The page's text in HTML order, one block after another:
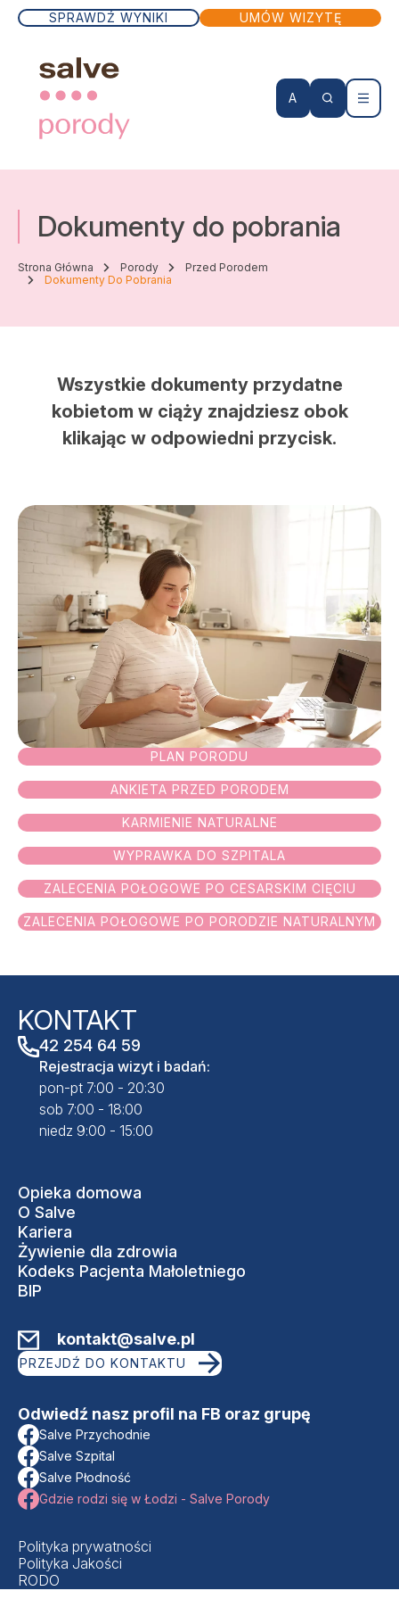
SPRAWDŹ WYNIKI UMÓW WIZYTĘ
A
Wizyty lekarskie
Badania
Przychodnie
Kontakt
SALVE ONKOLOGIA
OPIEKA DOMOWA
SALVE MEDICA WARSZAWA
PROJEKTY UNIJNE
Dokumenty do pobrania
Strona Główna Porody
Przed Porodem
Dokumenty Do Pobrania
Wszystkie dokumenty przydatne
kobietom w ciąży znajdziesz obok
klikając w odpowiedni przycisk.
PLAN PORODU
ANKIETA PRZED PORODEM
KARMIENIE NATURALNE
WYPRAWKA DO SZPITALA
ZALECENIA POŁOGOWE PO CESARSKIM CIĘCIU
ZALECENIA POŁOGOWE PO PORODZIE NATURALNYM
KONTAKT
42 254 64 59
Rejestracja wizyt i badań:
pon-pt 7:00 - 20:30
sob 7:00 - 18:00
niedz 9:00 - 15:00
Opieka domowa
O Salve
Kariera
Żywienie dla zdrowia
Kodeks Pacjenta Małoletniego
BIP
kontakt@salve.pl
PRZEJDŹ DO KONTAKTU
Odwiedź nasz profil na FB oraz grupę
Salve Przychodnie
Salve Szpital
Salve Płodność
Gdzie rodzi się w Łodzi - Salve Porody
Polityka prywatności
Polityka Jakości
RODO